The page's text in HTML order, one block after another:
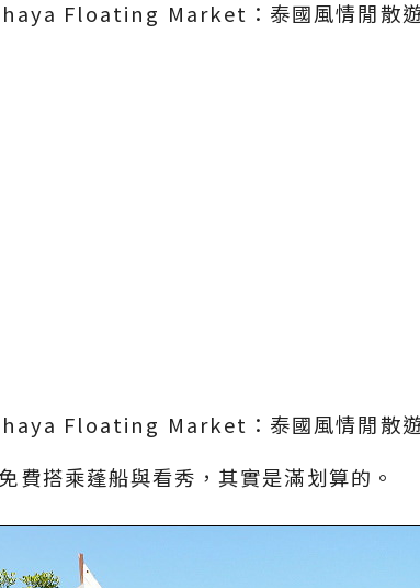
費搭乘蓬船與看秀，其實是滿划算的。